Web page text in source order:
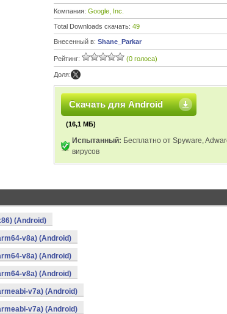
Компания: Google, Inc.
Total Downloads скачать: 49
Внесенный в: Shane_Parkar
Рейтинг: (0 голоса)
Доля:
Скачать для Android
(16,1 МБ)
Испытанный: Бесплатно от Spyware,
вирусов
(Android)
v8a) (Android)
v8a) (Android)
v8a) (Android)
v7a) (Android)
v7a) (Android)